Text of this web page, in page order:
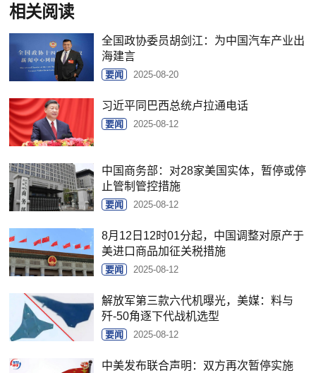
相关阅读
全国政协委员胡剑江：为中国汽车产业出
海建言
要闻 2025-08-20
习近平同巴西总统卢拉通电话
要闻 2025-08-12
中国商务部：对28家美国实体，暂停或停
止管制管控措施
要闻 2025-08-12
8月12日12时01分起，中国调整对原产于
美进口商品加征关税措施
要闻 2025-08-12
解放军第三款六代机曝光，美媒：料与
歼-50角逐下代战机选型
要闻 2025-08-12
中美发布联合声明：双方再次暂停实施